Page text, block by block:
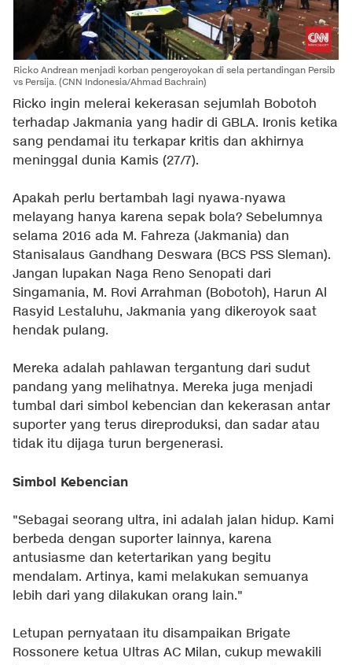
Ricko Andrean menjadi korban pengeroyokan di sela pertandingan Persib
vs Persija. (CNN Indonesia/Ahmad Bachrain)
Ricko ingin melerai kekerasan sejumlah Bobotoh
terhadap Jakmania yang hadir di GBLA. Ironis ketika
sang pendamai itu terkapar kritis dan akhirnya
meninggal dunia Kamis (27/7).
Apakah perlu bertambah lagi nyawa-nyawa
melayang hanya karena sepak bola? Sebelumnya
selama 2016 ada M. Fahreza (Jakmania) dan
Stanisalaus Gandhang Deswara (BCS PSS Sleman).
Jangan lupakan Naga Reno Senopati dari
Singamania, M. Rovi Arrahman (Bobotoh), Harun Al
Rasyid Lestaluhu, Jakmania yang dikeroyok saat
hendak pulang.
Mereka adalah pahlawan tergantung dari sudut
pandang yang melihatnya. Mereka juga menjadi
tumbal dari simbol kebencian dan kekerasan antar
suporter yang terus direproduksi, dan sadar atau
tidak itu dijaga turun bergenerasi.
Simbol Kebencian
"Sebagai seorang ultra, ini adalah jalan hidup. Kami
berbeda dengan suporter lainnya, karena
antusiasme dan ketertarikan yang begitu
mendalam. Artinya, kami melakukan semuanya
lebih dari yang dilakukan orang lain."
Letupan pernyataan itu disampaikan Brigate
Rossonere ketua Ultras AC Milan, cukup mewakili